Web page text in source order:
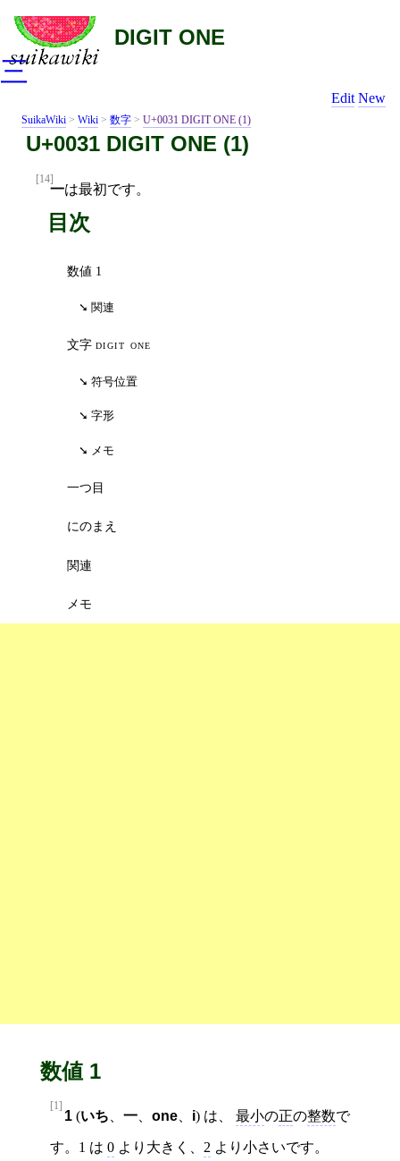
DIGIT ONE
Edit New
SuikaWiki > Wiki > 数字 > U+0031 DIGIT ONE (1)
U+0031 DIGIT ONE (1)
[14]
一は最初です。
目次
数値 1
関連
文字 digit one
符号位置
字形
メモ
一つ目
にのまえ
関連
メモ
数値 1
[1]
1 (いち 一 one i) は、 最小の正の整数で
す。1 は 0 より大きく、 2 より小さいです。
三